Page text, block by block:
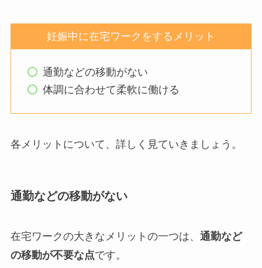
妊娠中に在宅ワークをするメリット
通勤などの移動がない
体調に合わせて柔軟に働ける
各メリットについて、詳しく見ていきましょう。
通勤などの移動がない
在宅ワークの大きなメリットの一つは、 通勤など
の移動が不要な点です。